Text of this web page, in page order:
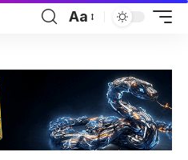
Aa